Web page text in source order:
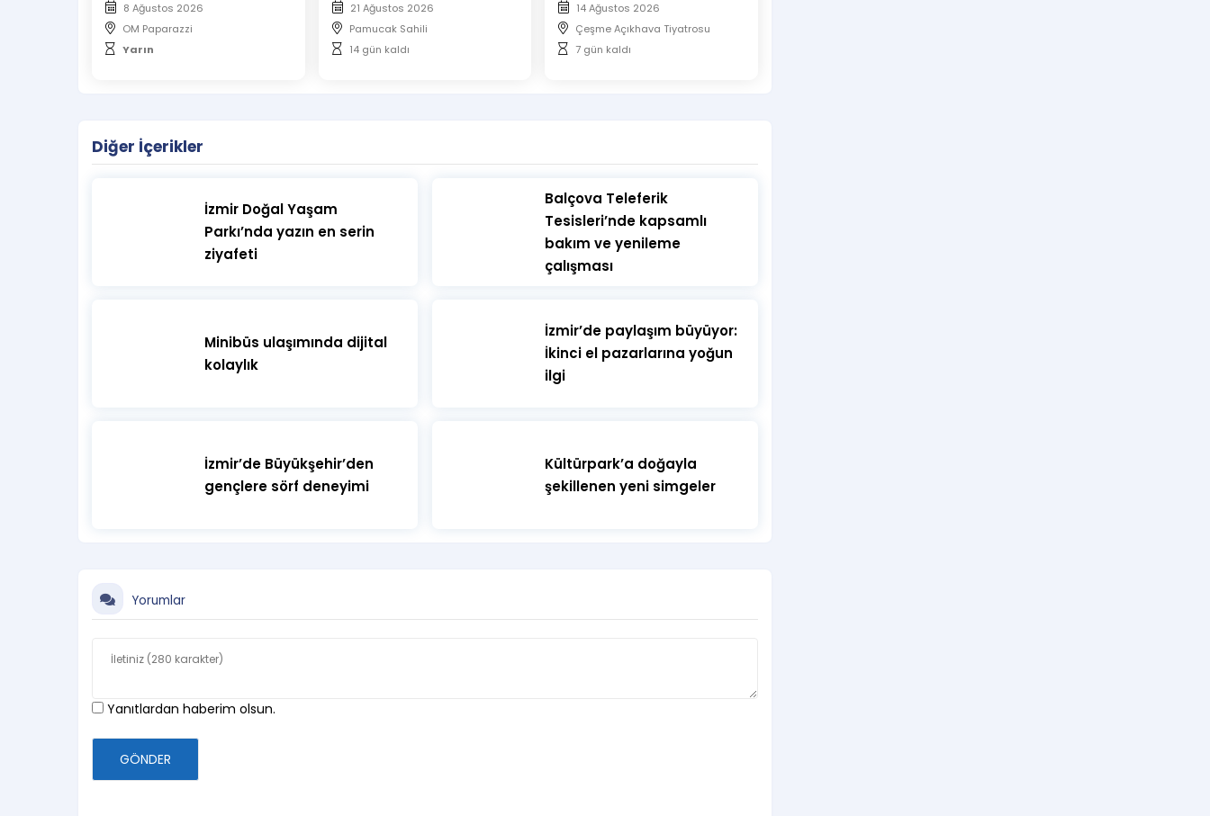
8 Ağustos 2026
OM Paparazzi
Yarın
21 Ağustos 2026
Pamucak Sahili
14 gün kaldı
14 Ağustos 2026
Çeşme Açıkhava Tiyatrosu
7 gün kaldı
Diğer İçerikler
İzmir Doğal Yaşam
Parkı’nda yazın en serin
ziyafeti
​Balçova Teleferik
Tesisleri’nde kapsamlı
bakım ve yenileme
çalışması
Minibüs ulaşımında dijital
kolaylık
İzmir’de paylaşım büyüyor:
İkinci el pazarlarına yoğun
ilgi
İzmir’de Büyükşehir’den
gençlere sörf deneyimi
Kültürpark’a doğayla
şekillenen yeni simgeler
Yorumlar
Yanıtlardan haberim olsun.
GÖNDER